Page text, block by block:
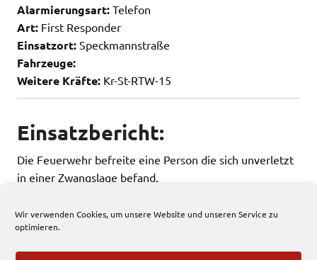
Wir verwenden Cookies, um unsere Website und unseren Service zu
optimieren.
Alarmierungsart: Telefon
Art: First Responder
Einsatzort: Speckmannstraße
Fahrzeuge:
Weitere Kräfte: Kr-St-RTW-15
Einsatzbericht:
Die Feuerwehr befreite eine Person die sich unverletzt
in einer Zwangslage befand.